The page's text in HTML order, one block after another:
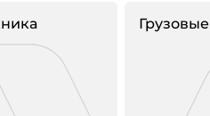
Грузовые